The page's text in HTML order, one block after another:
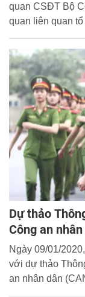
quan CSĐT Bộ
quan liên quan
Dự thảo
Công an
Ngày 09/01/
với dự thảo
an nhân dân